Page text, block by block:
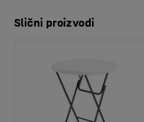
Slični proizvodi